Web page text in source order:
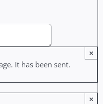
It has been sent.
×
×